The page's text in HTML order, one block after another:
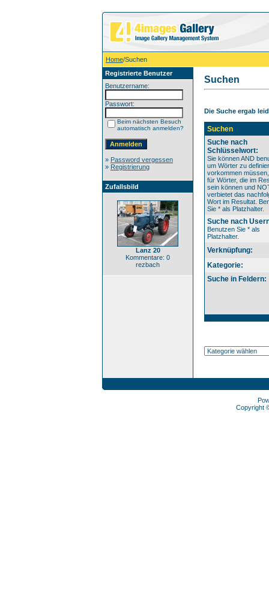
Home/Suchen
Registrierte Benutzer
Benutzername:
Passwort:
Beim nächsten Besuch
automatisch anmelden?
» Password vergessen
» Registrierung
Zufallsbild
Lanz 20
Kommentare: 0
rezbach
Suchen
Die Suche ergab
Suchen
Suche nach
Schlüsselwort:
Sie können AND
um Wörter zu
vorkommen
für Wörter, die im
sein können und
verbietet das
Wort im Resultat.
Sie * als Platzhalter.
Suche nach
Benutzen Sie * als
Platzhalter.
Verknüpfung:
Kategorie:
Suche in Feldern:
Copyright